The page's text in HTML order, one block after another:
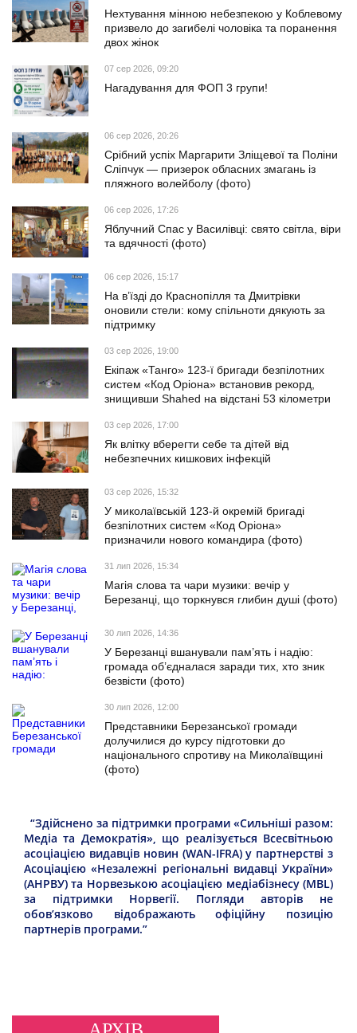
Нехтування мінною небезпекою у Коблевому
призвело до загибелі чоловіка та поранення
двох жінок
07 сер 2026, 09:20
Нагадування для ФОП 3 групи!
06 сер 2026, 20:26
Срібний успіх Маргарити Зліщевої та Поліни
Сліпчук — призерок обласних змагань із
пляжного волейболу (фото)
06 сер 2026, 17:26
Яблучний Спас у Василівці: свято світла, віри
та вдячності (фото)
06 сер 2026, 15:17
На в’їзді до Краснопілля та Дмитрівки
оновили стели: кому спільноти дякують за
підтримку
03 сер 2026, 19:00
Екіпаж «Танго» 123-ї бригади безпілотних
систем «Код Оріона» встановив рекорд,
знищивши Shahed на відстані 53 кілометри
03 сер 2026, 17:00
Як влітку вберегти себе та дітей від
небезпечних кишкових інфекцій
03 сер 2026, 15:32
У миколаївській 123-й окремій бригаді
безпілотних систем «Код Оріона»
призначили нового командира (фото)
31 лип 2026, 15:34
Магія слова та чари музики: вечір у
Березанці, що торкнувся глибин душі (фото)
30 лип 2026, 14:36
У Березанці вшанували пам’ять і надію:
громада об’єдналася заради тих, хто зник
безвісти (фото)
30 лип 2026, 12:00
Представники Березанської громади
долучилися до курсу підготовки до
національного спротиву на Миколаївщині
(фото)
“Здійснено за підтримки програми «Сильніші разом:
Медіа та Демократія», що реалізується Всесвітньою
асоціацією видавців новин (WAN-IFRA) у партнерстві з
Асоціацією «Незалежні регіональні видавці України»
(АНРВУ) та Норвезькою асоціацією медіабізнесу (MBL)
за підтримки Норвегії. Погляди авторів не
обов’язково відображають офіційну позицію
партнерів програми.”